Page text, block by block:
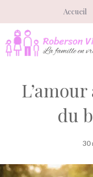
au
contenu
Accueil
du
30